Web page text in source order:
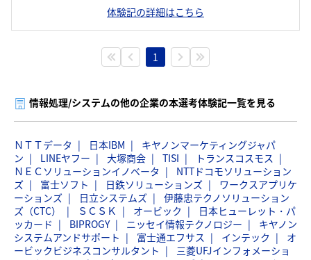
体験記の詳細はこちら
1
情報処理/システムの他の企業の本選考体験記一覧を見る
ＮＴＴデータ 日本IBM
キヤノンマーケティングジャパ
ン
LINEヤフー 大塚商会 TISI
トランスコスモス
ＮＥＣソリューションイノベータ
NTTドコモソリューション
ズ
富士ソフト 日鉄ソリューションズ
ワークスアプリケ
ーションズ
日立システムズ
伊藤忠テクノソリューション
ズ（CTC）
ＳＣＳＫ オービック
日本ヒューレット・パ
ッカード
BIPROGY ニッセイ情報テクノロジー
キヤノン
システムアンドサポート
富士通エフサス インテック
オ
ービックビジネスコンサルタント
三菱UFJインフォメーショ